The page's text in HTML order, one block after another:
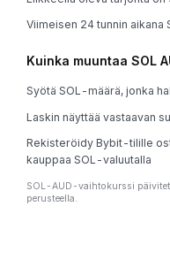
Viimeisen 24 tunnin aikana
Kuinka muuntaa SOL
Syötä SOL-määrä, jonka
Laskin näyttää vastaavan
Rekisteröidy Bybit-tilille
kauppaa SOL-valuutalla
SOL-AUD-vaihtokurssi
perusteella.